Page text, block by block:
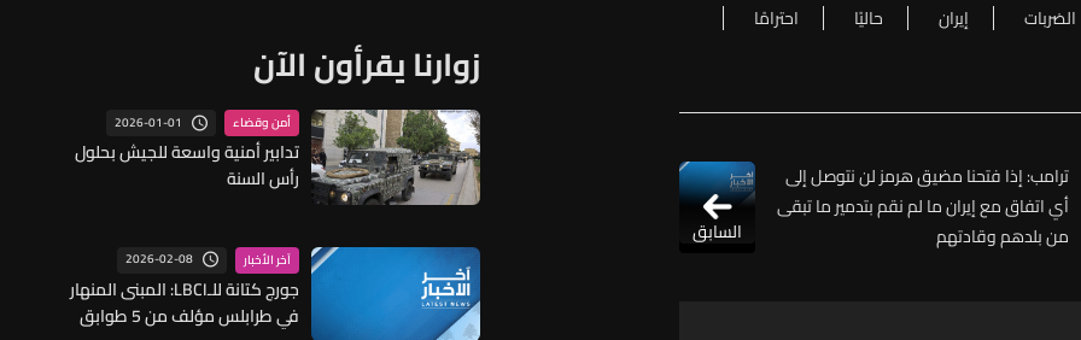
الضربات إيران حاليًا
احترامًا
ترامب: إذا فتحنا مضيق هرمز لن نتوصل إلى
أي اتفاق مع إيران ما لم نقم بتدمير ما تبقى
من بلدهم وقادتهم
السابق
زوارنا يقرأون الآن
أمن وقضاء 2026-01-01
تدابير أمنية واسعة للجيش بحلول
رأس السنة
آخر الأخبار 2026-02-08
جورج كتانة للـLBCI: المبنى المنهار
في طرابلس مؤلف من 5 طوابق